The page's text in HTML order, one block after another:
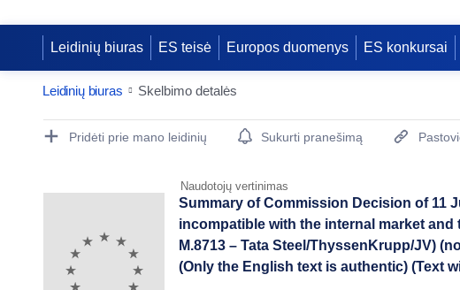
Leidinių biuras ES teisė Europos duomenys ES konkursai
Leidinių biuras Skelbimo detalės
Publication Detail Actions Portlet
Pridėti prie mano leidinių Sukurti pranešimą
Naudotojų vertinimas
Summary of Commission Decision of 11
incompatible with the internal market
M.8713 – Tata Steel/ThyssenKrupp/JV)
(Only the English text is authentic) (Text